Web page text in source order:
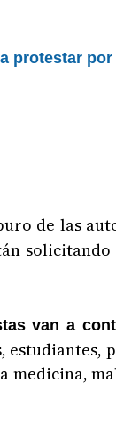
protestar
de las
van a